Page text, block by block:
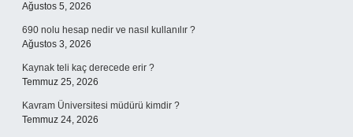
Ağustos 5, 2026
690 nolu hesap nedir ve nasıl kullanılır ?
Ağustos 3, 2026
Kaynak teli kaç derecede erir ?
Temmuz 25, 2026
Kavram Üniversitesi müdürü kimdir ?
Temmuz 24, 2026